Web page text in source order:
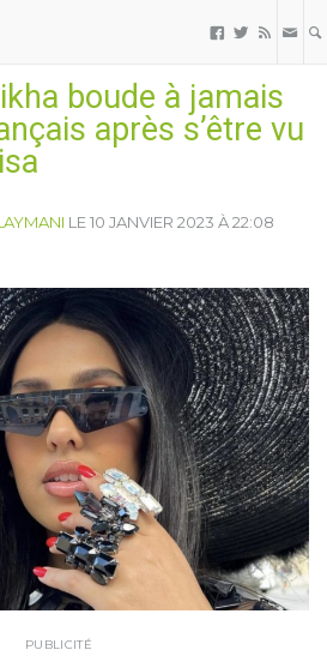
  
boude à jamais
après s’être vu
LE 10 JANVIER 2023 À 22:08
PUBLICITÉ